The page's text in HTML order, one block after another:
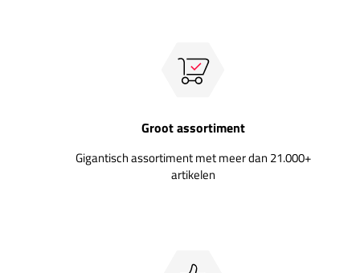
Groot assortiment
Gigantisch assortiment met meer dan 21.000+
artikelen